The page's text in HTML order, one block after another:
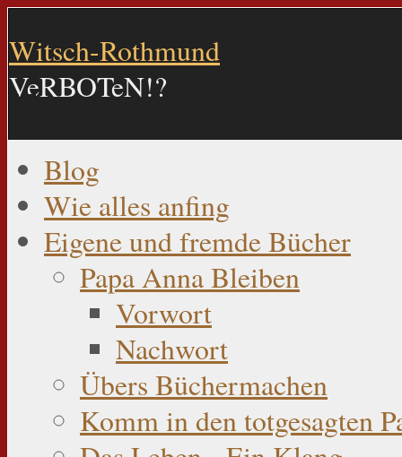
Witsch-Rothmund
VeRBOTeN!?
Blog
Wie alles anfing
Eigene und fremde Bücher
Papa Anna Bleiben
Vorwort
Nachwort
Übers Büchermachen
Komm in den totgesagten